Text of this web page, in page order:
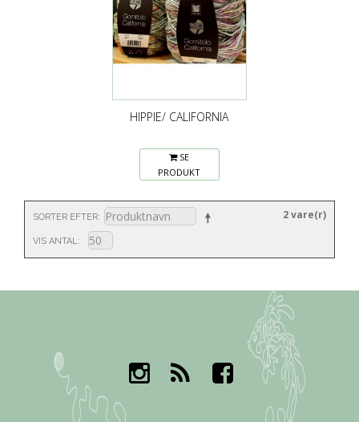
HIPPIE/ CALIFORNIA
SE
PRODUKT
SORTER EFTER
VIS ANTAL
2 vare(r)